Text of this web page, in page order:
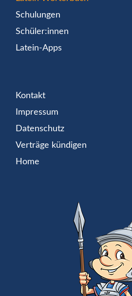
Schulungen
Schüler:innen
Latein-Apps
Kontakt
Impressum
Datenschutz
Verträge kündigen
Home